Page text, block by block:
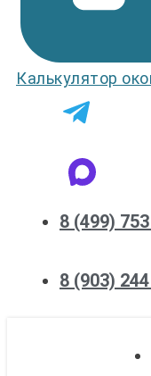
Калькулятор
8 (499)
8 (903)